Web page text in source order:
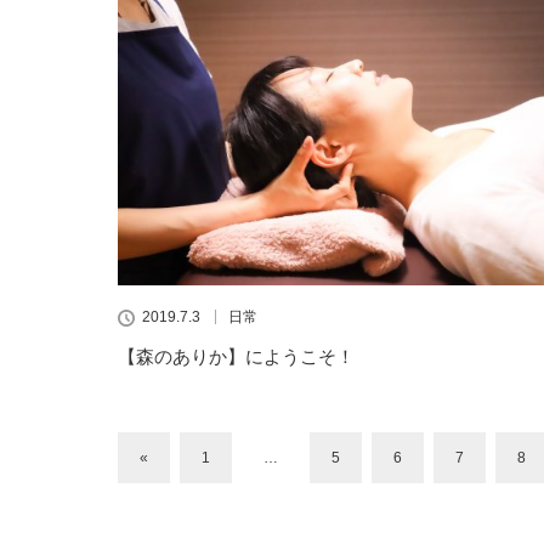
2019.7.3 日常
【森のありか】にようこそ！
« 1 … 5 6 7 8